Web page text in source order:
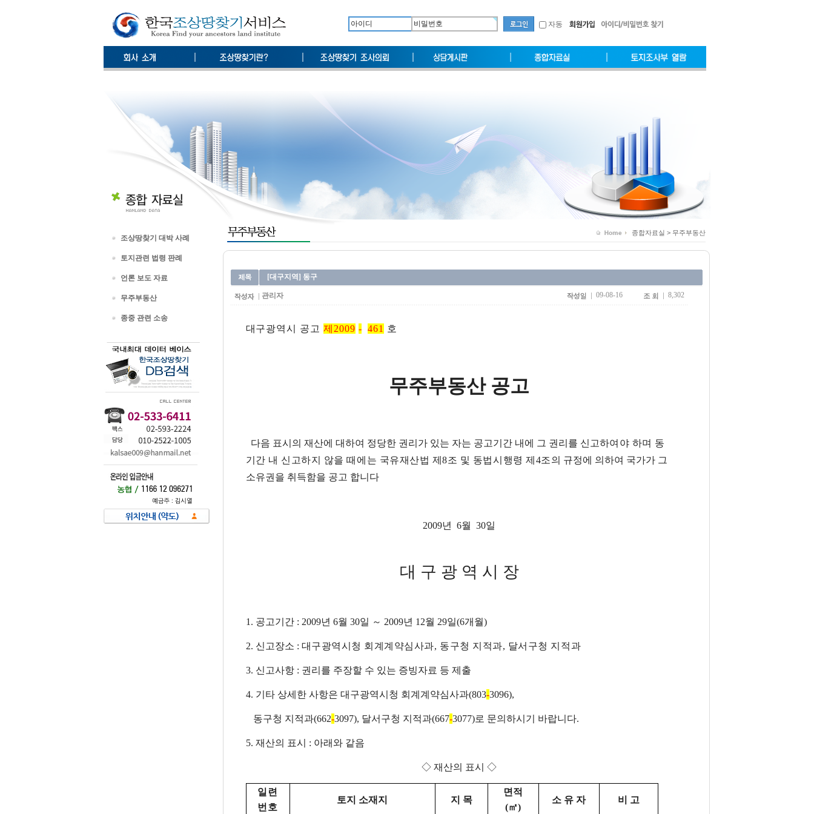
자동
조상땅찾기 대박 사례
토지관련 법령 판례
언론 보도 자료
무주부동산
종중 관련 소송
종합자료실 > 무주부동산
[대구지역] 동구
관리자 09-08-16 8,302
대구광역시 공고 제2009 - 461 호
무주부동산 공고
다음 표시의 재산에 대하여 정당한 권리가 있는 자는 공고기간 내에 그 권리를 신고하여야 하며 동
기간 내 신고하지 않을 때에는 국유재산법 제8조 및 동법시행령 제4조의 규정에 의하여 국가가 그
소유권을 취득함을 공고 합니다
2009년 6월 30일
대 구 광 역 시 장
1. 공고기간 : 2009년 6월 30일 ～ 2009년 12월 29일(6개월)
2. 신고장소 : 대구광역시청 회계계약심사과, 동구청 지적과, 달서구청 지적과
3. 신고사항 : 권리를 주장할 수 있는 증빙자료 등 제출
4. 기타 상세한 사항은 대구광역시청 회계계약심사과(803-3096),
동구청 지적과(662-3097), 달서구청 지적과(667-3077)로 문의하시기 바랍니다.
5. 재산의 표시 : 아래와 같음
◇ 재산의 표시 ◇
일련
번호
토지 소재지 지 목
면적
(㎡)
소 유 자 비 고